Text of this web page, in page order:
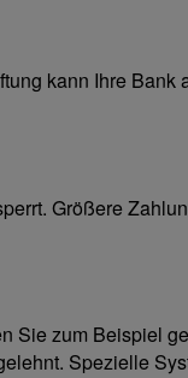
kann Ihre Bank
Größere
Sie zum Beispiel
Spezielle